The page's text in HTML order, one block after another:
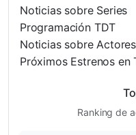
Noticias sobre Series
Programación TDT
Noticias sobre Actores
Próximos Estrenos en
Ranking de